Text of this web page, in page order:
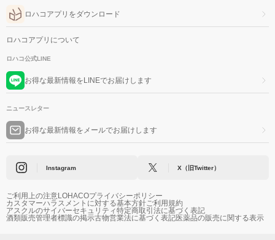
ロハコアプリをダウンロード
ロハコアプリについて
ロハコ公式LINE
お得な最新情報をLINEでお届けします
ニュースレター
お得な最新情報をメールでお届けします
Instagram X（旧Twitter）
ご利用上の注意LOHACOプライバシーポリシー
カスタマーハラスメントに対する基本方針ご利用規約
アスクルのサイバーセキュリティ特定商取引法に基づく表記
酒類販売管理者標識の掲示古物営業法に基づく表記医薬品の販売に関する表示